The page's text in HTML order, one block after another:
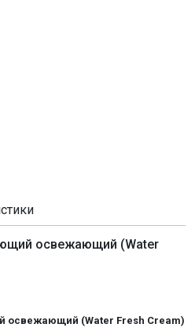
оcвежающий (Water
оcвежающий (Water Fresh Cream)